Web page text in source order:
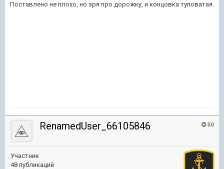
Поставлено не плохо, но зря про дорожку, и концовка туповатая.
50
RenamedUser_66105846
Участник
48 публикаций